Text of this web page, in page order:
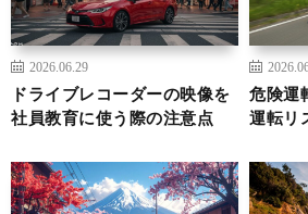
2026.06.29
ドライブレコーダーの映像を
社員教育に使う際の注意点
危険運
運転リ